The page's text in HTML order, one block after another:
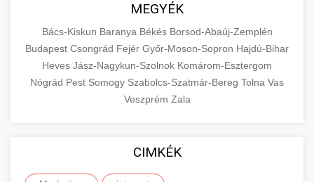
MEGYÉK
Bács-Kiskun Baranya Békés Borsod-Abaúj-Zemplén
Budapest Csongrád Fejér Győr-Moson-Sopron Hajdú-Bihar
Heves Jász-Nagykun-Szolnok Komárom-Esztergom
Nógrád Pest Somogy Szabolcs-Szatmár-Bereg Tolna Vas
Veszprém Zala
CIMKÉK